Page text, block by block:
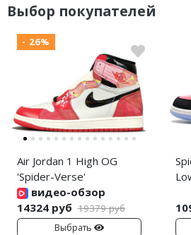
Выбор покупателей
- 26%
Air Jordan 1 High OG
'Spider-Verse'
видео-обзор
14324 руб 19379 руб
Выбрать